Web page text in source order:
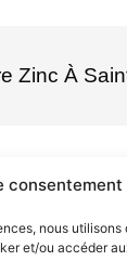
consentement
nous
et/ou accéder
Zinc À